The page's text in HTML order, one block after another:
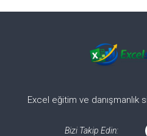
Excel eğitim ve danışmanlık
Bizi Takip Edin: